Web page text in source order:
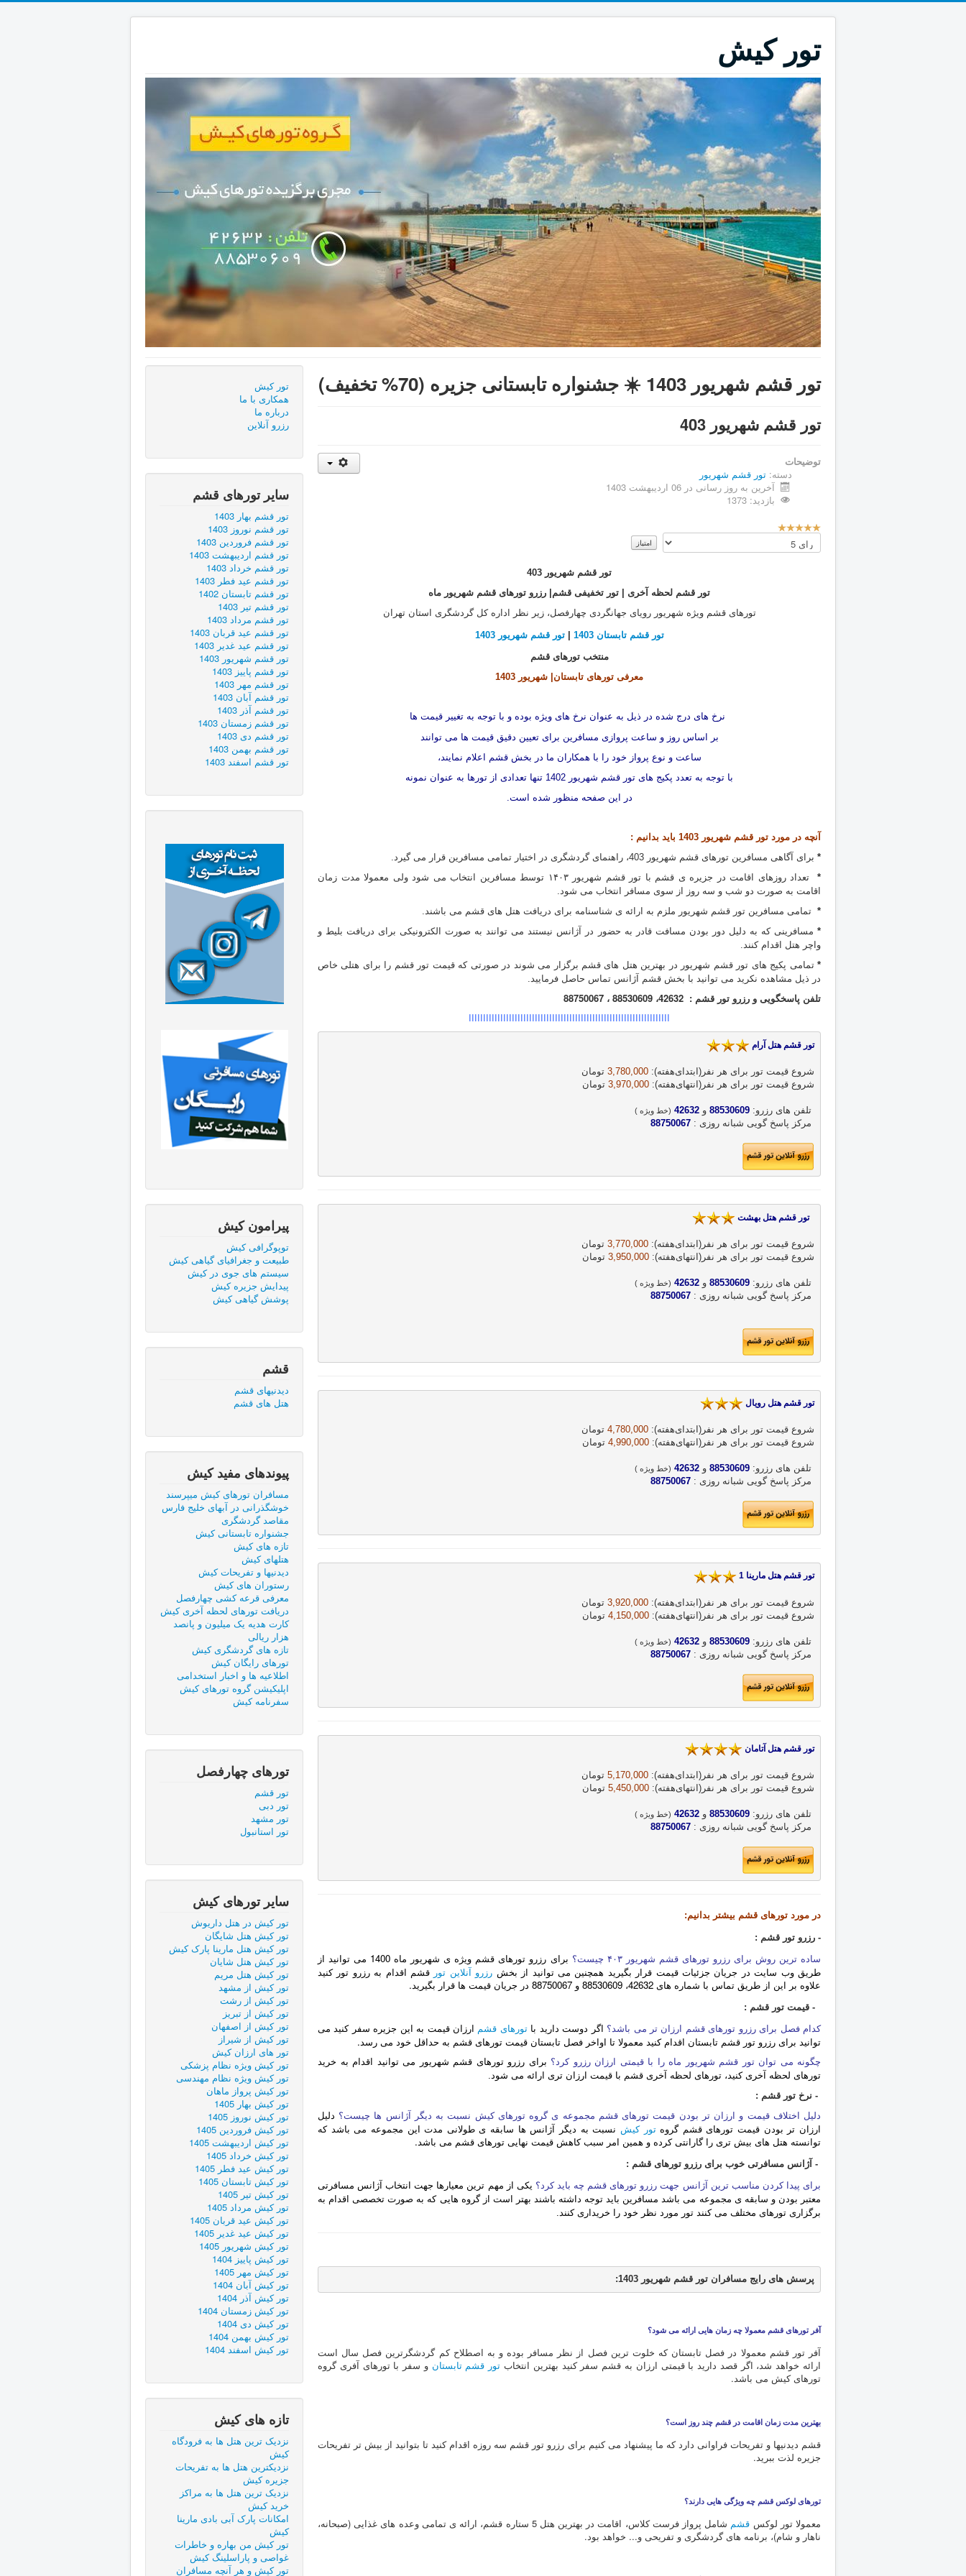
تور کیش
تور قشم شهریور 1403 ☀️ جشنواره تابستانی جزیره (70% تخفیف)
تور قشم شهریور 403
توضیحات
دسته: تور قشم شهریور
آخرین به روز رسانی در 06 ارديبهشت 1403
بازدید: 1373
ا
م
ت
لطفا
رای
تور قشم شهریور 403
تور قشم لحظه آخری | تور تخفیفی قشم| رزرو تورهای قشم شهریور ماه
تورهای قشم ویژه شهریور رویای جهانگردی چهارفصل، زیر نظر اداره کل گردشگری استان تهران
تور قشم تابستان 1403 |تور قشم شهریور 1403
منتخب تورهای قشم
معرفی تورهای تابستان| شهریور 1403
نرخ های درج شده در ذیل به عنوان نرخ های ویژه بوده و با توجه به تغییر قیمت ها
بر اساس روز و ساعت پروازی مسافرین برای تعیین دقیق قیمت ها می توانند
ساعت و نوع پرواز خود را با همکاران ما در بخش قشم اعلام نمایند،
با توجه به تعدد پکیج های تور قشم شهریور 1402 تنها تعدادی از تورها به عنوان نمونه
در این صفحه منظور شده است.
آنچه در مورد تور قشم شهریور 1403 بايد بدانیم :
* برای آگاهی مسافرین تورهای قشم شهریور 403، راهنمای گردشگری در اختیار تمامی مسافرین قرار می گیرد.
*
تعداد روزهای اقامت در جزیره ی قشم با تور قشم شهریور ۱۴۰۳ توسط مسافرین انتخاب می شود ولی معمولا مدت زمان
اقامت به صورت دو شب و سه روز از سوی مسافر انتخاب می شود.
* تمامی مسافرین تور قشم شهریور ملزم به ارائه ی شناسنامه برای دریافت هتل های قشم می باشند.
* مسافرینی که به دلیل دور بودن مسافت قادر به حضور در آژانس نیستند می توانند به صورت الکترونیکی برای دریافت بلیط و
واچر هتل اقدام کنند.
* تمامی پکیج های تور قشم شهریور در بهترین هتل های قشم برگزار می شوند در صورتی که قیمت تور قشم را برای هتلی خاص
در ذیل مشاهده نکرید می توانید با بخش قشم آژانس تماس حاصل فرمایید.
تلفن پاسخگویی و رزرو تور قشم : 42632، 88530609 ، 88750067
تور قشم هتل آرام
شروع قیمت تور برای هر نفر‌(ابتدای‌هفته‌): 3,780,000 تومان
شروع قیمت تور برای هر نفر‌(انتهای‌هفته‌):
3,970,000 تومان
تلفن های رزرو: 88530609 و 42632 (خط ویژه )
88750067
تور قشم هتل بهشت
شروع قیمت تور برای هر نفر‌(ابتدای‌هفته‌)‌: 3,770,000 تومان
شروع قیمت تور برای هر نفر‌(انتهای‌هفته‌):
3,950,000 تومان
تلفن های رزرو: 88530609 و 42632 (خط ویژه )
88750067
تور قشم هتل رویال
شروع قیمت تور برای هر نفر‌(ابتدای‌هفته‌): 4,780,000 تومان
شروع قیمت تور برای هر نفر‌(انتهای‌هفته‌)‌:
4,990,000 تومان
تلفن های رزرو: 88530609 و 42632 (خط ویژه )
88750067
تور قشم هتل مارینا 1
شروع قیمت تور برای هر نفر‌(ابتدای‌هفته‌): 3,920,000 تومان
شروع قیمت تور برای هر نفر‌(انتهای‌هفته‌)‌:
4,150,000 تومان
تلفن های رزرو: 88530609 و 42632 (خط ویژه )
88750067
تور قشم هتل آتامان
شروع قیمت تور برای هر نفر‌(ابتدای‌هفته‌): 5,170,000 تومان
شروع قیمت تور برای هر نفر‌(انتهای‌هفته):
5,450,000 تومان
تلفن های رزرو: 88530609 و 42632 (خط ویژه )
88750067
در مورد تورهای قشم بیشتر بدانیم:
- رزرو تور قشم :
ساده ترین روش برای رزرو تورهای قشم شهریور ۴۰۳ چیست؟
برای رزرو تورهای قشم ویژه ی شهریور ماه 1400 می توانید از
طریق وب سایت در جریان جزئیات قیمت قرار بگیرید همچنین می توانید از بخش رزرو آنلاین تور قشم اقدام به رزرو تور کنید
علاوه بر این از طریق تماس با شماره های 42632، 88530609 و 88750067 در جریان قیمت ها قرار بگیرید.
- قیمت تور قشم :
کدام فصل برای رزرو تورهای قشم ارزان تر می باشد؟ اگر دوست دارید باتورهای قشم ارزان قیمت به این جزیره سفر کنید می
توانید برای رزرو تور قشم تابستان اقدام کنید معمولا تا اواخر فصل تابستان قیمت تورهای قشم به حداقل خود می رسد.
چگونه می توان تور قشم شهریور ماه را با قیمتی ارزان رزرو کرد؟ برای رزرو تورهای قشم شهریور می توانید اقدام به خرید
تورهای لحظه آخری کنید، تورهای لحظه آخری قشم با قیمت ارزان تری ارائه می شود.
- نرخ تور قشم :
دلیل اختلاف قیمت و ارزان تر بودن قیمت تورهای قشم مجموعه ی گروه تورهای کیش نسبت به دیگر آژانس ها چیست؟ دلیل
ارزان تر بودن قیمت تورهای قشم گروهتور کیش نسبت به دیگر آژانس ها سابقه ی طولانی مدت این مجموعه می باشد که
توانسته هتل های بیش تری را گارانتی کرده و همین امر سبب کاهش قیمت نهایی تورهای قشم می باشد.
- آژانس مسافرتی خوب برای رزرو تورهای قشم :
برای پیدا کردن مناسب ترین آژانس جهت رزرو تورهای قشم چه باید کرد؟ یکی از مهم ترین معیارها جهت انتخاب آژانس مسافرتی
معتبر بودن و سابقه ی مجموعه می باشد مسافرین باید توجه داشته باشند بهتر است از گروه هایی که به صورت تخصصی اقدام به
برگزاری تورهای مختلف می کنند تور مورد نظر خود را خریداری کنند.
پرسش های رایج مسافران تور قشم شهریور 1403:
آفر تورهای قشم معمولا چه زمان هایی ارائه می شود؟
آفر تور قشم معمولا در فصل تابستان که خلوت ترین فصل از نظر مسافر بوده و به اصطلاح کم گردشگرترین فصل سال است
ارائه خواهد شد، اگر قصد دارید با قیمتی ارزان به قشم سفر کنید بهترین انتخاب تور قشم تابستان و سفر با تورهای آفری گروه
تورهای کیش می باشد.
بهترین مدت زمان اقامت در قشم چند روز است؟
قشم دیدنیها و تفریحات فراوانی دارد که ما پیشنهاد می کنیم برای رزرو تور قشم سه روزه اقدام کنید تا بتوانید از بیش تر تفریحات
جزیره لذت ببرید.
تورهای لوکس قشم چه ویژگی هایی دارند؟
معمولا تور لوکس قشم
شامل پرواز فرست کلاس، اقامت در بهترین هتل 5 ستاره قشم، ارائه ی تمامی وعده های غذایی (صبحانه،
ناهار و شام)، برنامه های گردشگری و تفریحی و... خواهد بود.
تور کیش
همكاری با ما
درباره ما
رزرو آنلاین
سایر تورهای قشم
تور قشم بهار 1403
تور قشم نوروز 1403
تور قشم فروردین 1403
تور قشم اردیبهشت 1403
تور قشم خرداد 1403
تور قشم عید فطر 1403
تور قشم تابستان 1402
تور قشم تیر 1403
تور قشم مرداد 1403
تور قشم عید قربان 1403
تور قشم عید غدیر 1403
تور قشم شهریور 1403
تور قشم پاییز 1403
تور قشم مهر 1403
تور قشم آبان 1403
تور قشم آذر 1403
تور قشم زمستان 1403
تور قشم دی 1403
تور قشم بهمن 1403
تور قشم اسفند 1403
پیرامون کیش
توپوگرافی کیش
طبيعت و جغرافيای گياهی كيش
سیستم های جوی در کیش
پیدایش جزیره کیش
پوشش گياهی كيش
قشم
دیدنیهای قشم
هتل های قشم
پیوندهای مفید كيش
مسافران تورهای کیش میپرسند
خوشگذرانی در آبهای خلیج فارس
مقاصد گردشگری
جشنواره تابستانی کیش
تازه های کیش
هتلهای کیش
دیدنیها و تفریحات کیش
رستوران های کیش
معرفی قرعه کشی چهارفصل
دریافت تورهای لحظه آخری کیش
کارت هدیه یک میلیون و پانصد
هزار ریالی
تازه های گردشگری کیش
تورهای رایگان کیش
اطلاعیه ها و اخبار استخدامی
اپلیکیشن گروه تورهای کیش
سفرنامه کیش
تورهای چهارفصل
تور قشم
تور دبی
تور مشهد
تور استانبول
ساير تورهای کیش
تور کیش در هتل داریوش
تور كيش هتل شایگان
تور کیش هتل مارینا پارک کیش
تور کیش هتل شایان
تور کیش هتل مریم
تور کیش از مشهد
تور کیش از رشت
تور کیش از تبریز
تور کیش از اصفهان
تور کیش از شیراز
تور های ارزان کیش
تور کیش ویژه نظام پزشکی
تور کیش ویژه نظام مهندسی
تور کیش پرواز ماهان
تور کیش بهار 1405
تور کیش نوروز 1405
تور کیش فروردین 1405
تور کیش اردیبهشت 1405
تور کیش خرداد 1405
تور کیش عید فطر 1405
تور کیش تابستان 1405
تور کیش تیر 1405
تور کیش مرداد 1405
تور کیش عید قربان 1405
تور کیش عید غدیر 1405
تور کیش شهریور 1405
تور کیش پاییز 1404
تور کیش مهر 1405
تور کیش آبان 1404
تور کیش آذر 1404
تور کیش زمستان 1404
تور کیش دی 1404
تور کیش بهمن 1404
تور کیش اسفند 1404
تازه های کیش
نزدیک ترین هتل ها به فرودگاه
کیش
نزدیکترین هتل ها به تفریحات
جزیره کیش
نزدیک ترین هتل ها به مراکز
خرید کیش
امکانات پارک آبی بادی مارینا
کیش
تور کیش من بهاره و خاطرات
غواصی و پاراسلینگ کیش
تور کیش و هر آنچه مسافران